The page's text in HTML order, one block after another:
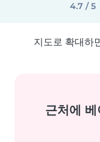
4.7 / 5
지도로 확대하
근처에